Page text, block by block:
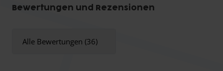
kostet extra.
Kostenlose Kindersitze vorhanden.
Bewertungen und Rezensionen
Alle Bewertungen (36)